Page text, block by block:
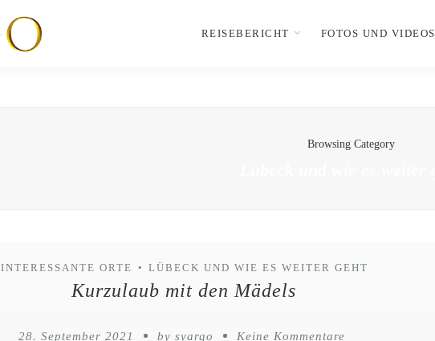
REISEBERICHT FOTOS UND VIDEOS
Browsing Category
INTERESSANTE ORTE • LÜBECK UND WIE ES WEITER GEHT
Kurzulaub mit den Mädels
28. September 2021 by syargo Keine Kommentare